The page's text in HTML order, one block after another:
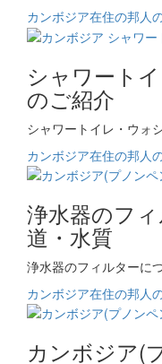
カンボジア在住の邦人
シャワート
のご紹介
シャワートイレ・ウォ
カンボジア在住の邦人
浄水器のフ
道・水質
浄水器のフィルターに
カンボジア在住の邦人
カンボジア(